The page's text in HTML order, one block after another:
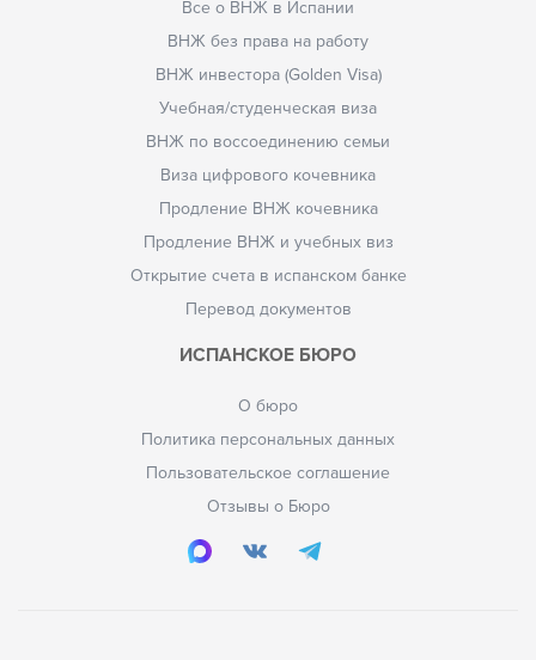
Все о ВНЖ в Испании
ВНЖ без права на работу
ВНЖ инвестора (Golden Visa)
Учебная/студенческая виза
ВНЖ по воссоединению семьи
Виза цифрового кочевника
Продление ВНЖ кочевника
Продление ВНЖ и учебных виз
Открытие счета в испанском банке
Перевод документов
ИСПАНСКОЕ БЮРО
О бюро
Политика персональных данных
Пользовательское соглашение
Отзывы о Бюро